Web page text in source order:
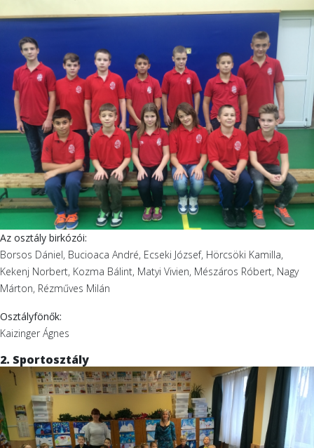
Az osztály birkózói:
Borsos Dániel, Bucioaca André, Ecseki József, Hörcsöki Kamilla,
Kekenj Norbert, Kozma Bálint, Matyi Vivien, Mészáros Róbert, Nagy
Márton, Rézműves Milán
Osztályfönők:
Kaizinger Ágnes
2. Sportosztály